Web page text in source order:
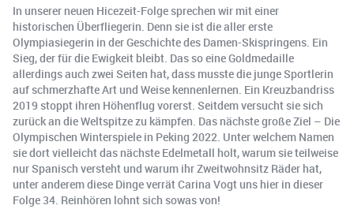
In unserer neuen Hicezeit-Folge sprechen wir mit einer
historischen Überfliegerin. Denn sie ist die aller erste
Olympiasiegerin in der Geschichte des Damen-Skispringens. Ein
Sieg, der für die Ewigkeit bleibt. Das so eine Goldmedaille
allerdings auch zwei Seiten hat, dass musste die junge Sportlerin
auf schmerzhafte Art und Weise kennenlernen. Ein Kreuzbandriss
2019 stoppt ihren Höhenflug vorerst. Seitdem versucht sie sich
zurück an die Weltspitze zu kämpfen. Das nächste große Ziel – Die
Olympischen Winterspiele in Peking 2022. Unter welchem Namen
sie dort vielleicht das nächste Edelmetall holt, warum sie teilweise
nur Spanisch versteht und warum ihr Zweitwohnsitz Räder hat,
unter anderem diese Dinge verrät Carina Vogt uns hier in dieser
Folge 34. Reinhören lohnt sich sowas von!